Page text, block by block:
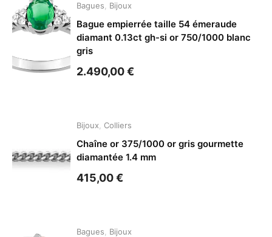
Bagues Bijoux
Bague empierrée taille 54 émeraude
diamant 0.13ct gh-si or 750/1000 blanc
gris
2.490,00€
Bijoux Colliers
Chaîne or 375/1000 or gris gourmette
diamantée 1.4 mm
415,00€
Bagues Bijoux